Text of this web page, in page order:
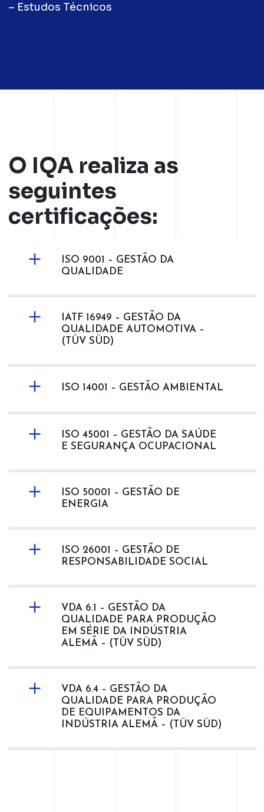
– Estudos Técnicos
O IQA realiza as
seguintes
certificações:
ISO 9001 – GESTÃO DA
QUALIDADE
IATF 16949 – GESTÃO DA
QUALIDADE AUTOMOTIVA –
(TÜV SÜD)
ISO 14001 – GESTÃO AMBIENTAL
ISO 45001 – GESTÃO DA SAÚDE
E SEGURANÇA OCUPACIONAL
ISO 50001 – GESTÃO DE
ENERGIA
ISO 26001 – GESTÃO DE
RESPONSABILIDADE SOCIAL
VDA 6.1 – GESTÃO DA
QUALIDADE PARA PRODUÇÃO
EM SÉRIE DA INDÚSTRIA
ALEMÃ – (TÜV SÜD)
VDA 6.4 – GESTÃO DA
QUALIDADE PARA PRODUÇÃO
DE EQUIPAMENTOS DA
INDÚSTRIA ALEMÃ – (TÜV SÜD)